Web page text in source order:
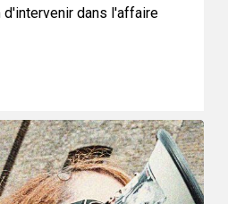
d'intervenir dans l'affaire